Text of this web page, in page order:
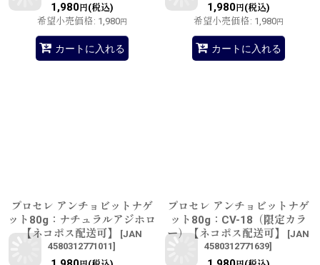
1,980円(税込)
希望小売価格: 1,980円
カートに入れる
1,980円(税込)
希望小売価格: 1,980円
カートに入れる
プロセレ アンチョビットナゲ
ット80g：ナチュラルアジホロ
【ネコポス配送可】
[JAN
4580312771011]
プロセレ アンチョビットナゲ
ット80g：CV-18（限定カラ
ー）【ネコポス配送可】
[JAN
4580312771639]